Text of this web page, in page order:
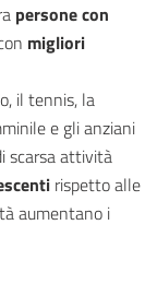
persone con
migliori
il tennis, la
e gli anziani
scarsa attività
rispetto alle
aumentano i